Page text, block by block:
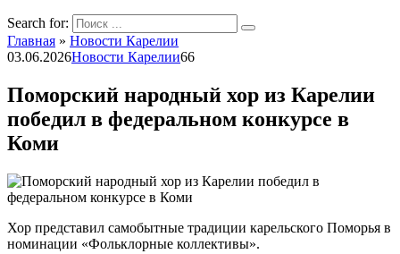
Search for:
Главная » Новости Карелии
03.06.2026Новости Карелии66
Поморский народный хор из Карелии
победил в федеральном конкурсе в
Коми
Хор представил самобытные традиции карельского Поморья в
номинации «Фольклорные коллективы».